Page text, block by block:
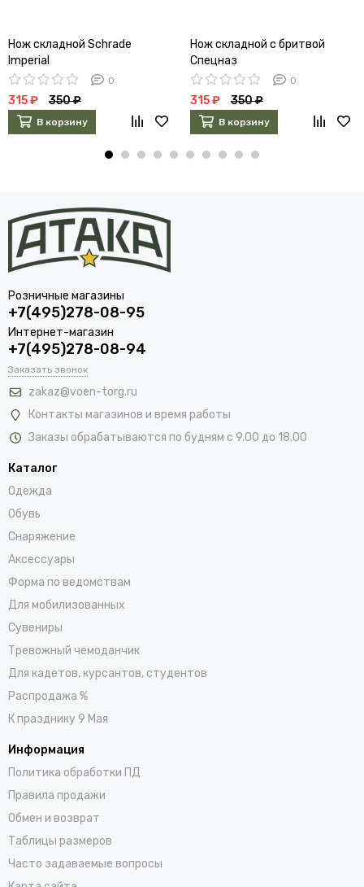
Нож складной Schrade
Imperial
0
315 ₽ 350 ₽
В корзину
Нож складной с бритвой
Спецназ
0
315 ₽ 350 ₽
В корзину
Розничные магазины
+7(495)278-08-95
Интернет-магазин
+7(495)278-08-94
Заказать звонок
zakaz@voen-torg.ru
Контакты магазинов и время работы
Заказы обрабатываются по будням с 9.00 до 18.00
Каталог
Одежда
Обувь
Снаряжение
Аксессуары
Форма по ведомствам
Для мобилизованных
Сувениры
Тревожный чемоданчик
Для кадетов, курсантов, студентов
Распродажа %
К празднику 9 Мая
Информация
Политика обработки ПД
Правила продажи
Обмен и возврат
Таблицы размеров
Часто задаваемые вопросы